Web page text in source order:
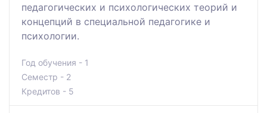
педагогических и психологических теорий и
концепций в специальной педагогике и
психологии.
Год обучения - 1
Семестр - 2
Кредитов - 5